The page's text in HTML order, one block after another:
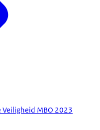
MBO 2023